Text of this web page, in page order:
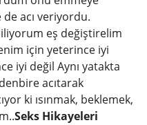
acı veriyordu.
eş değiştirelim
için yeterince iyi
iyi değil Aynı yatakta
acıtarak
ki ısınmak, beklemek,
Seks Hikayeleri